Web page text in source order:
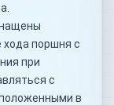
поршня с
при
с
в